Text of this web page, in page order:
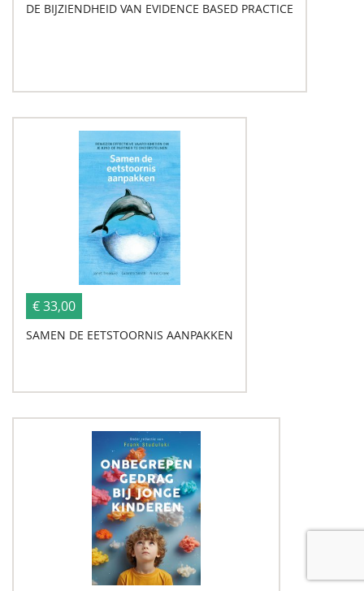
DE BIJZIENDHEID VAN EVIDENCE BASED PRACTICE
€ 33,00
SAMEN DE EETSTOORNIS AANPAKKEN